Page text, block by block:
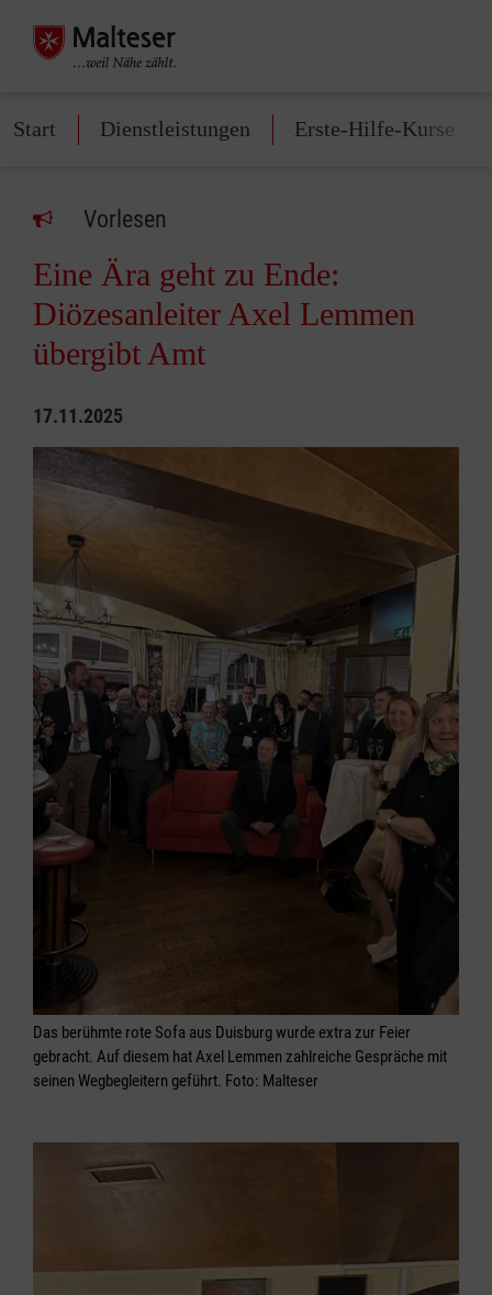
Start Dienstleistungen Erste-Hilfe-Kurse
Vorlesen
Eine Ära geht zu Ende:
Diözesanleiter Axel Lemmen
übergibt Amt
17.11.2025
Das berühmte rote Sofa aus Duisburg wurde extra zur Feier
gebracht. Auf diesem hat Axel Lemmen zahlreiche Gespräche mit
seinen Wegbegleitern geführt. Foto: Malteser